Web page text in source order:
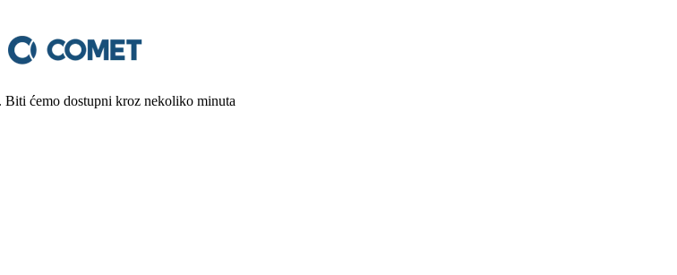
Biti ćemo dostupni kroz nekoliko minuta